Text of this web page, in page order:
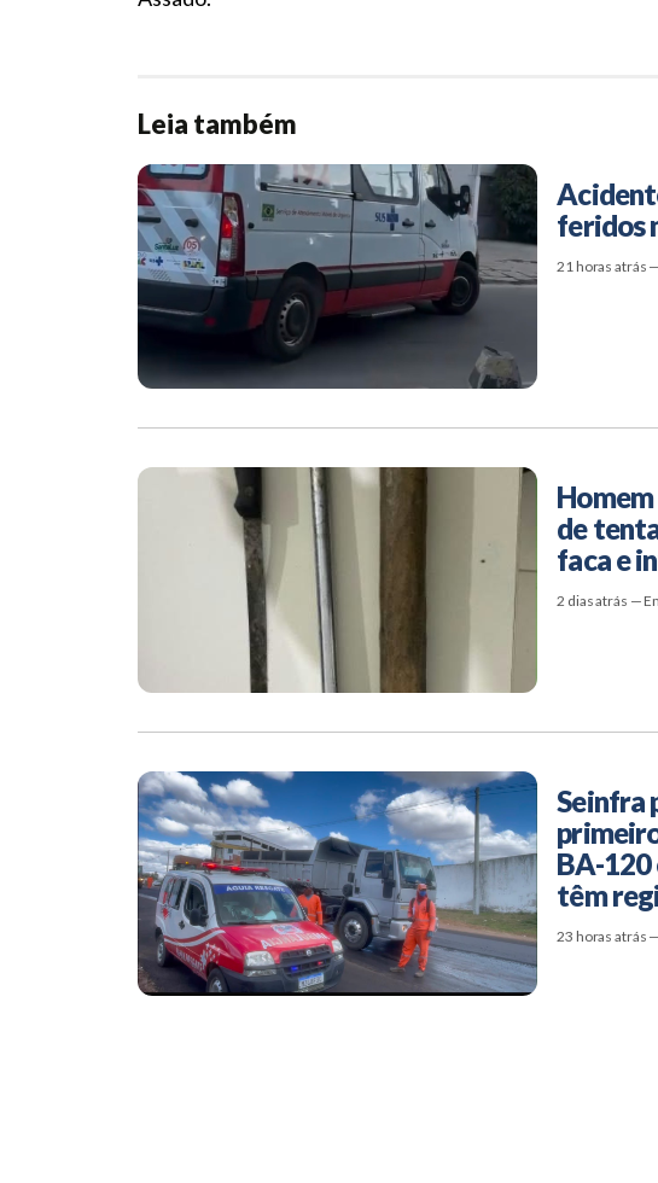
Leia também
feridos
21 horas atrás
de
faca e
2 dias atrás —
Seinfra
BA-120
têm
23 horas atrás